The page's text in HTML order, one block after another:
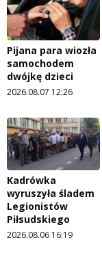
Pijana para wiozła
samochodem
dwójkę dzieci
2026.08.07 12:26
Kadrówka
wyruszyła śladem
Legionistów
Piłsudskiego
2026.08.06 16:19